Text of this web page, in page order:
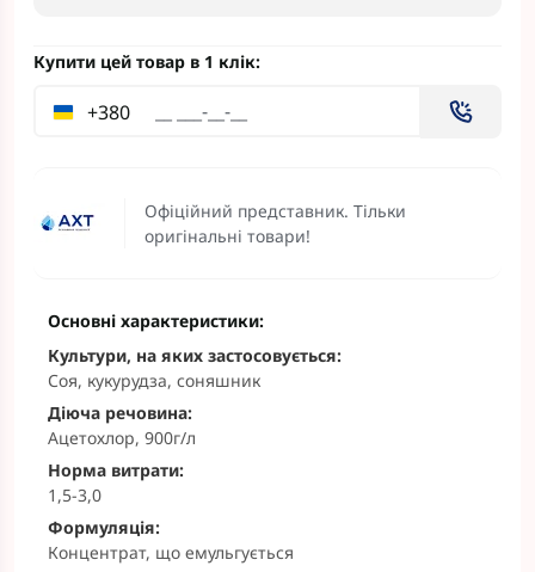
Офіційний представник. Тільки
оригінальні товари!
Купити цей товар в 1 клік:
+380
Основні характеристики:
Культури, на яких застосовується:
Соя, кукурудза, соняшник
Діюча речовина:
Ацетохлор, 900г/л
Норма витрати:
1,5-3,0
Формуляція:
Концентрат, що емульгується